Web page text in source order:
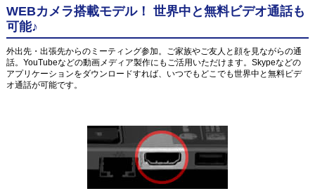
WEBカメラ搭載モデル！ 世界中と無料ビデオ通話も
可能♪
外出先・出張先からのミーティング参加。ご家族やご友人と顔を見ながらの通
話。YouTubeなどの動画メディア製作にもご活用いただけます。Skypeなどの
アプリケーションをダウンロードすれば、いつでもどこでも世界中と無料ビデ
オ通話が可能です。